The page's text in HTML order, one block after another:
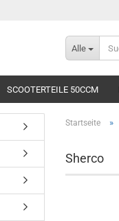
Alle
SCOOTERTEILE 50CCM
Startseite »
Sherco